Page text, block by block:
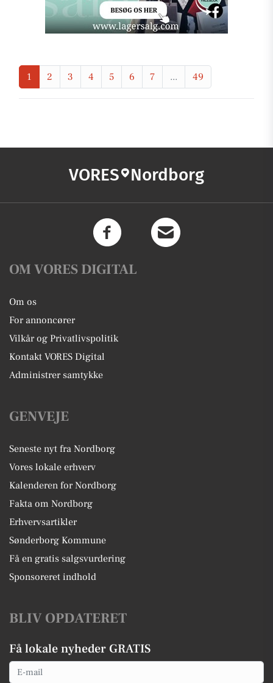
1 2 3 4 5 6 7 ... 49
VORES Nordborg
OM VORES DIGITAL
Om os
For annoncører
Vilkår og Privatlivspolitik
Kontakt VORES Digital
Administrer samtykke
GENVEJE
Seneste nyt fra Nordborg
Vores lokale erhverv
Kalenderen for Nordborg
Fakta om Nordborg
Erhvervsartikler
Sønderborg Kommune
Få en gratis salgsvurdering
Sponsoreret indhold
BLIV OPDATERET
Få lokale nyheder GRATIS
Email